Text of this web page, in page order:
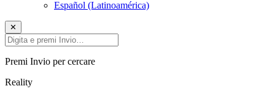
Español (Latinoamérica)
✕
Premi Invio per cercare
Reality